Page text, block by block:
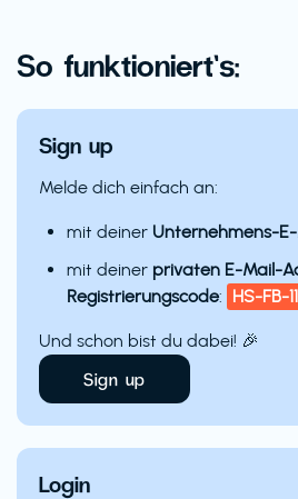
So funktioniert’s:
Sign up
Melde dich einfach an:
mit deiner Unternehmens-
mit deiner privaten E-Mail-
Registrierungscode: HS-FB-
Und schon bist du dabei! 🎉
Sign up
Login